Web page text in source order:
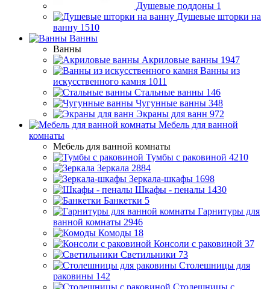
Душевые поддоны 1
Душевые шторки на
ванну 1510
Ванны
Ванны
Акриловые ванны 1947
Ванны из
искусственного камня 1011
Стальные ванны 146
Чугунные ванны 348
Экраны для ванн 972
Мебель для ванной
комнаты
Мебель для ванной комнаты
Тумбы с раковиной 4210
Зеркала 2884
Зеркала-шкафы 1698
Шкафы - пеналы 1430
Банкетки 5
Гарнитуры для
ванной комнаты 2946
Комоды 18
Консоли с раковиной 37
Светильники 73
Столешницы для
раковины 142
Столешницы с